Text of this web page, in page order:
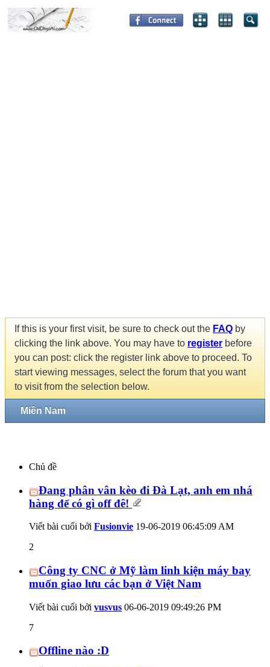
If this is your first visit, be sure to check out the FAQ by
clicking the link above. You may have to register before
you can post: click the register link above to proceed. To
start viewing messages, select the forum that you want
to visit from the selection below.
Miền Nam
Chủ đề
Đang phân vân kèo đi Đà Lạt, anh em nhá
hàng để có gì off đê!
Viết bài cuối bởi Fusionvie 19-06-2019 06:45:09 AM
2
Công ty CNC ở Mỹ làm linh kiện máy bay
muốn giao lưu các bạn ở Việt Nam
Viết bài cuối bởi vusvus 06-06-2019 09:49:26 PM
7
Offline nào :D